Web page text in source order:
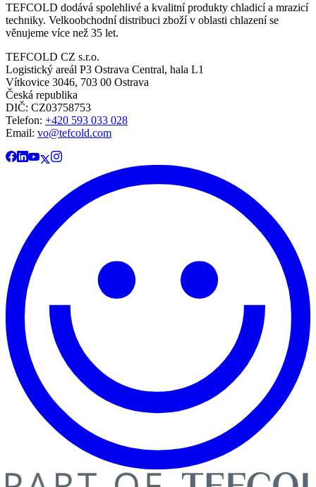
TEFCOLD dodává spolehlivé a kvalitní produkty chladicí a mrazicí
techniky. Velkoobchodní distribuci zboží v oblasti chlazení se
věnujeme více než 35 let.
TEFCOLD CZ s.r.o.
Logistický areál P3 Ostrava Central, hala L1
Vítkovice 3046, 703 00 Ostrava
Česká republika
DIČ: CZ03758753​​​​​​
Telefon: +420 593 033 028
Email: vo@tefcold.com